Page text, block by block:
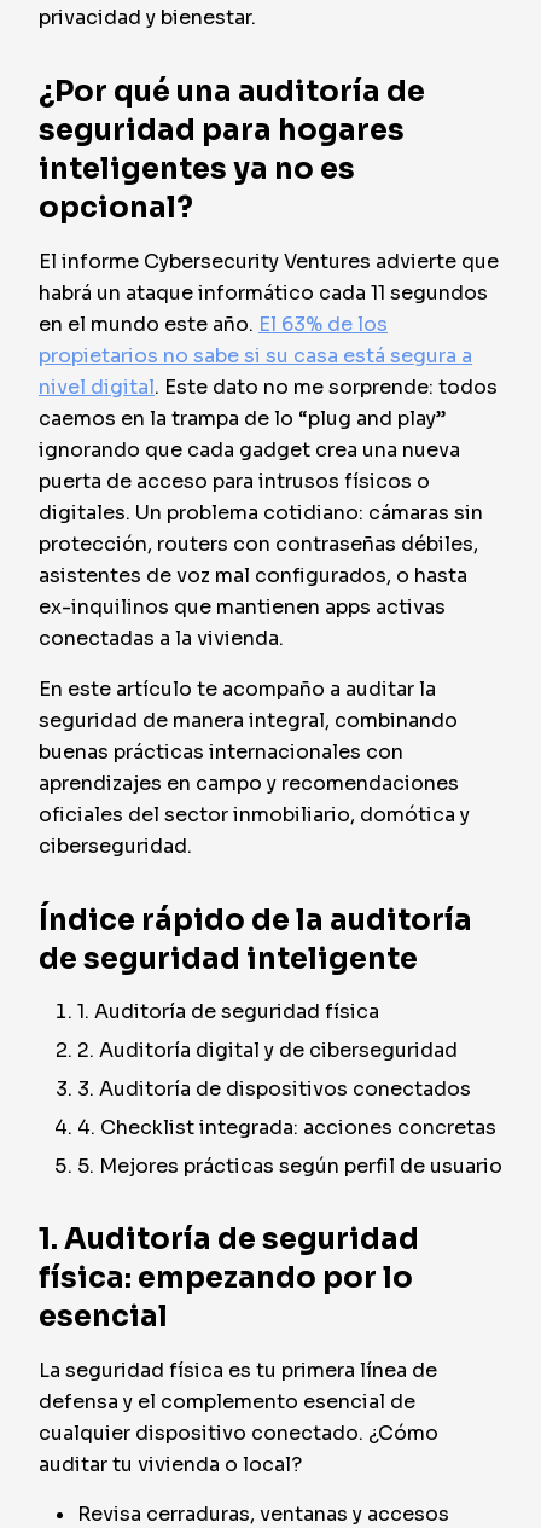
privacidad y bienestar.
¿Por qué una auditoría de
seguridad para hogares
inteligentes ya no es
opcional?
El informe Cybersecurity Ventures advierte que
habrá un ataque informático cada 11 segundos
en el mundo este año. El 63% de los
propietarios no sabe si su casa está segura a
nivel digital. Este dato no me sorprende: todos
caemos en la trampa de lo “plug and play”
ignorando que cada gadget crea una nueva
puerta de acceso para intrusos físicos o
digitales. Un problema cotidiano: cámaras sin
protección, routers con contraseñas débiles,
asistentes de voz mal configurados, o hasta
ex-inquilinos que mantienen apps activas
conectadas a la vivienda.
En este artículo te acompaño a auditar la
seguridad de manera integral, combinando
buenas prácticas internacionales con
aprendizajes en campo y recomendaciones
oficiales del sector inmobiliario, domótica y
ciberseguridad.
Índice rápido de la auditoría
de seguridad inteligente
1. Auditoría de seguridad física
2. Auditoría digital y de ciberseguridad
3. Auditoría de dispositivos conectados
4. Checklist integrada: acciones concretas
5. Mejores prácticas según perfil de usuario
1. Auditoría de seguridad
física: empezando por lo
esencial
La seguridad física es tu primera línea de
defensa y el complemento esencial de
cualquier dispositivo conectado. ¿Cómo
auditar tu vivienda o local?
Revisa cerraduras, ventanas y accesos